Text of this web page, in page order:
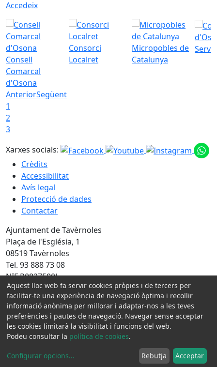
Accedeix
Consell
Comarcal
d'Osona
Consorci
Localret
Micropobles de
Catalunya
AnteriorSegüent
1
2
3
Xarxes socials:
Crèdits
Accessibilitat
Avís legal
Protecció de dades
Contactar
Ajuntament de Tavèrnoles
Plaça de l'Església, 1
08519 Tavèrnoles
Tel. 93 888 73 08
NIF P0827500J
Amb la col·laboració de:
Aquest lloc web fa servir cookies pròpies i de tercers per
facilitar-te una experiència de navegació òptima i recollir
informació anònima per millorar i adaptar-nos a les teves
preferències i pautes de navegació. Navegar sense acceptar
les cookies limitarà la visibilitat i funcions del web.
Podeu consultar la política de cookies.
Configurar opcions... Rebutja Acceptar